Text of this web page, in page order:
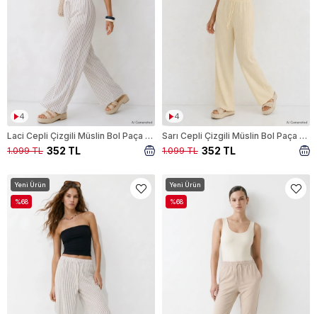
4
Laci Cepli Çizgili Müslin Bol Paça Pantolon 8623A
352 TL
1.099 TL
4
Sarı Cepli Çizgili Müslin Bol Paça Pantolon 8623A
352 TL
1.099 TL
Yeni Ürün
%68
Yeni Ürün
%68